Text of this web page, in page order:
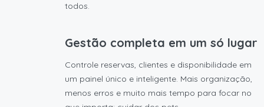
todos.
Gestão completa em um só lugar
Controle reservas, clientes e disponibilidade em
um painel único e inteligente. Mais organização,
menos erros e muito mais tempo para focar no